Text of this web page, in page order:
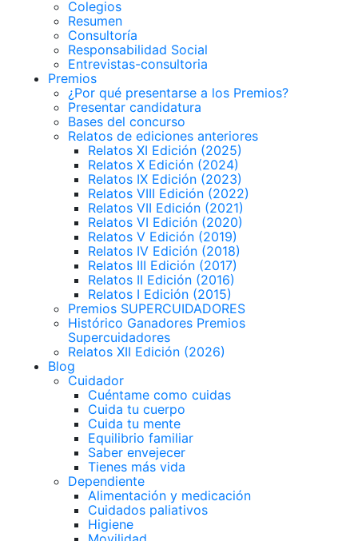
Colegios
Resumen
Consultoría
Responsabilidad Social
Entrevistas-consultoria
Premios
¿Por qué presentarse a los Premios?
Presentar candidatura
Bases del concurso
Relatos de ediciones anteriores
Relatos XI Edición (2025)
Relatos X Edición (2024)
Relatos IX Edición (2023)
Relatos VIII Edición (2022)
Relatos VII Edición (2021)
Relatos VI Edición (2020)
Relatos V Edición (2019)
Relatos IV Edición (2018)
Relatos III Edición (2017)
Relatos II Edición (2016)
Relatos I Edición (2015)
Premios SUPERCUIDADORES
Histórico Ganadores Premios
Supercuidadores
Relatos XII Edición (2026)
Blog
Cuidador
Cuéntame como cuidas
Cuida tu cuerpo
Cuida tu mente
Equilibrio familiar
Saber envejecer
Tienes más vida
Dependiente
Alimentación y medicación
Cuidados paliativos
Higiene